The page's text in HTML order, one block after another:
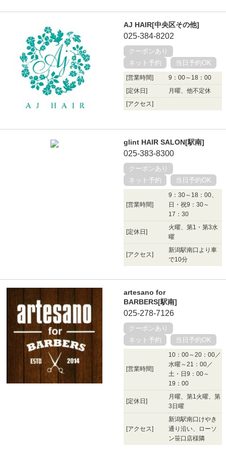
AJ HAIR[中央区その他]
025-384-8202
クーポンあり
ネット予約
当日予約OK
[営業時間]
9：00～18：00
[定休日]
月曜、他不定休
[アクセス]
glint HAIR SALON[駅南]
025-383-8300
クーポンあり
ネット予約
当日予約OK
[営業時間]
9：30～18：00、
日・祝9：30～
17：30
[定休日]
火曜、第1・第3水
曜
[アクセス]
新潟駅南口より車
で10分
artesano for
BARBERS[駅南]
025-278-7126
クーポンあり
ネット予約
当日予約OK
[営業時間]
10：00～20：00／
水曜～21：00／
土・日9：00～
19：00
[定休日]
月曜、第1火曜、第
3日曜
[アクセス]
新潟駅南口けやき
通り沿い、ローソ
ン笹口店様隣